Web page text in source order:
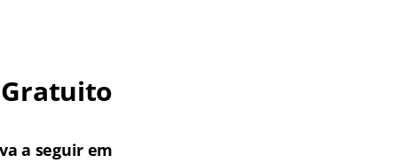
a seguir em